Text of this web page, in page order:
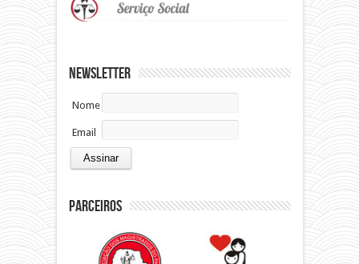
Newsletter
Nome
Email
Parceiros